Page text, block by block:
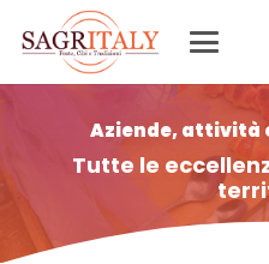
Aziende, attività
Tutte le